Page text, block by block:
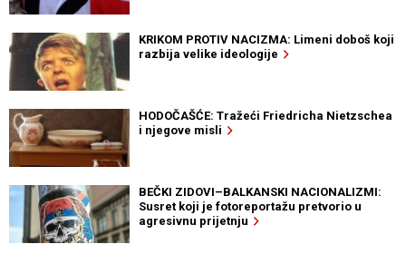
KRIKOM PROTIV NACIZMA: Limeni doboš koji
razbija velike ideologije
HODOČAŠĆE: Tražeći Friedricha Nietzschea
i njegove misli
BEČKI ZIDOVI–BALKANSKI NACIONALIZMI:
Susret koji je fotoreportažu pretvorio u
agresivnu prijetnju